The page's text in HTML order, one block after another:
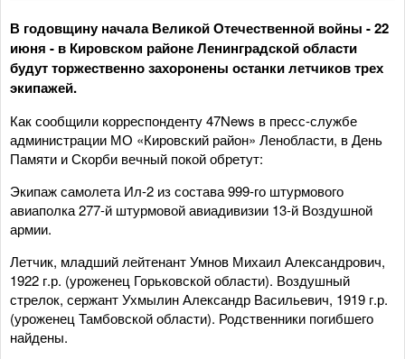
В годовщину начала Великой Отечественной войны - 22
июня - в Кировском районе Ленинградской области
будут торжественно захоронены останки летчиков трех
экипажей.
Как сообщили корреспонденту 47News в пресс-службе
администрации МО «Кировский район» Ленобласти, в День
Памяти и Скорби вечный покой обретут:
Экипаж самолета Ил-2 из состава 999-го штурмового
авиаполка 277-й штурмовой авиадивизии 13-й Воздушной
армии.
Летчик, младший лейтенант Умнов Михаил Александрович,
1922 г.р. (уроженец Горьковской области). Воздушный
стрелок, сержант Ухмылин Александр Васильевич, 1919 г.р.
(уроженец Тамбовской области). Родственники погибшего
найдены.